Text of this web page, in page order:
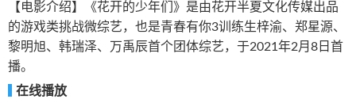
【电影介绍】《花开的少年们》是由花开半夏文化传媒出品
的游戏类挑战微综艺，也是青春有你3训练生梓渝、郑星源、
黎明旭、韩瑞泽、万禹辰首个团体综艺，于2021年2月8日首
播。
在线播放